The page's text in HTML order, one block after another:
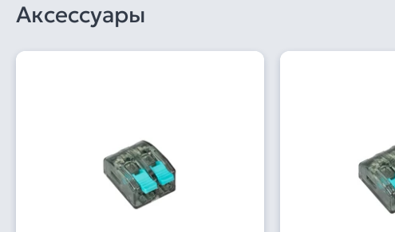
Аксессуары